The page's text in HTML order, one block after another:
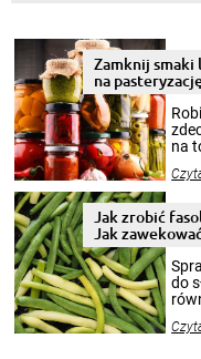
Zamknij smaki
na
na
Jak zrobić
Jak
do